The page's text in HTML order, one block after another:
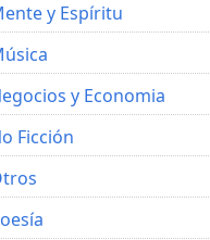
y Espíritu
y Economia
Ficción